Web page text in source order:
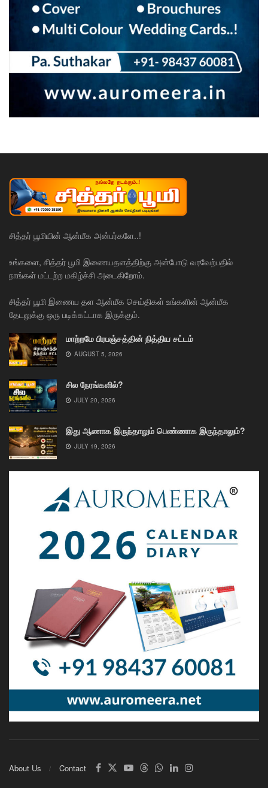
சித்தர் பூமியின் ஆன்மீக அன்பர்களே..!
உங்களை, சித்தர் பூமி இணையதளத்திற்கு அன்போடு வரவேற்பதில்
நாங்கள் மட்டற்ற மகிழ்ச்சி அடைகிறோம்.
சித்தர் பூமி இணைய தள ஆன்மீக செய்திகள் உங்களின் ஆன்மீக
தேடலுக்கு ஒரு படிக்கட்டாக இருக்கும்.
மாற்றமே பிரபஞ்சத்தின் நித்திய சட்டம்
AUGUST 5, 2026
சில நேரங்களில்?
JULY 20, 2026
இது ஆணாக இருந்தாலும் பெண்ணாக இருந்தாலும்?
JULY 19, 2026
About Us Contact